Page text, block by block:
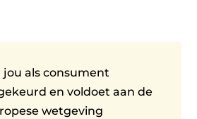
jou als consument
en voldoet aan de
wetgeving